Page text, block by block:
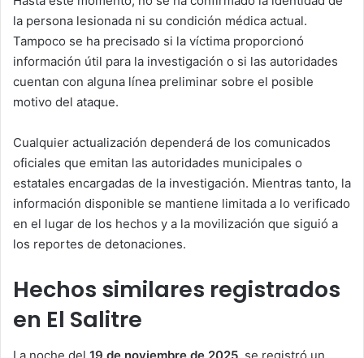
la persona lesionada ni su condición médica actual.
Tampoco se ha precisado si la víctima proporcionó
información útil para la investigación o si las autoridades
cuentan con alguna línea preliminar sobre el posible
motivo del ataque.
Cualquier actualización dependerá de los comunicados
oficiales que emitan las autoridades municipales o
estatales encargadas de la investigación. Mientras tanto, la
información disponible se mantiene limitada a lo verificado
en el lugar de los hechos y a la movilización que siguió a
los reportes de detonaciones.
Hechos similares registrados
en El Salitre